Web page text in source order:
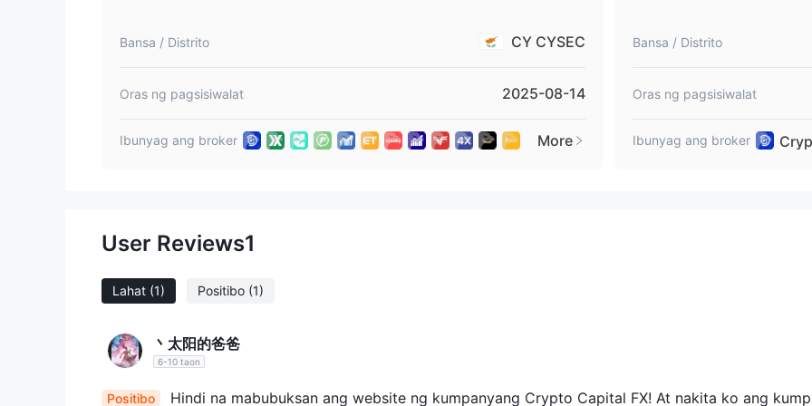
Bansa / Distrito CY CYSEC
Oras ng pagsisiwalat 2025-08-14
Ibunyag ang broker More
Bansa / Distrito
Oras ng pagsisiwalat
Ibunyag ang broker
User Reviews1
Lahat (1) Positibo (1)
丶太阳的爸爸
6-10 taon
Positibo Hindi na mabubuksan ang website ng kumpanyang Crypto Capital FX! At nakita ko ang